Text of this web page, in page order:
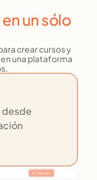
en un sólo
crear cursos y
una plataforma
desde